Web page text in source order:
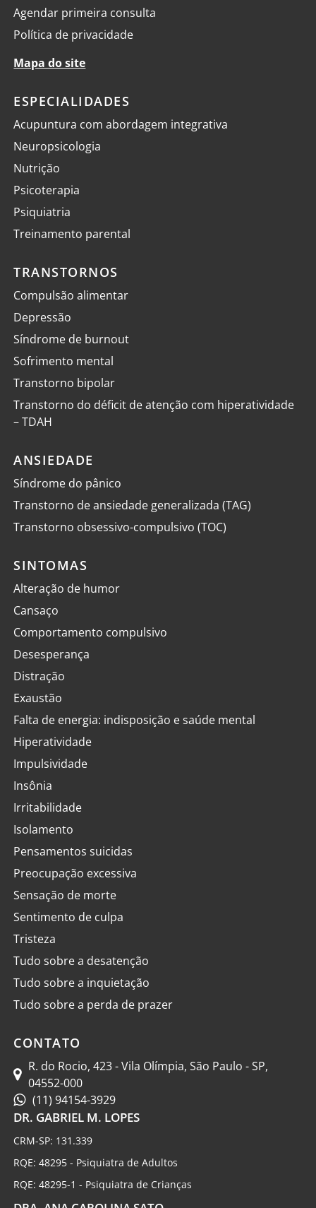
Agendar primeira consulta
Política de privacidade
Mapa do site
ESPECIALIDADES
Acupuntura com abordagem integrativa
Neuropsicologia
Nutrição
Psicoterapia
Psiquiatria
Treinamento parental
TRANSTORNOS
Compulsão alimentar
Depressão
Síndrome de burnout
Sofrimento mental
Transtorno bipolar
Transtorno do déficit de atenção com hiperatividade
– TDAH
ANSIEDADE
Síndrome do pânico
Transtorno de ansiedade generalizada (TAG)
Transtorno obsessivo-compulsivo (TOC)
SINTOMAS
Alteração de humor
Cansaço
Comportamento compulsivo
Desesperança
Distração
Exaustão
Falta de energia: indisposição e saúde mental
Hiperatividade
Impulsividade
Insônia
Irritabilidade
Isolamento
Pensamentos suicidas
Preocupação excessiva
Sensação de morte
Sentimento de culpa
Tristeza
Tudo sobre a desatenção
Tudo sobre a inquietação
Tudo sobre a perda de prazer
CONTATO
R. do Rocio, 423 - Vila Olímpia, São Paulo - SP,
04552-000
(11) 94154-3929
DR. GABRIEL M. LOPES
CRM-SP: 131.339
RQE: 48295 - Psiquiatra de Adultos
RQE: 48295-1 - Psiquiatra de Crianças